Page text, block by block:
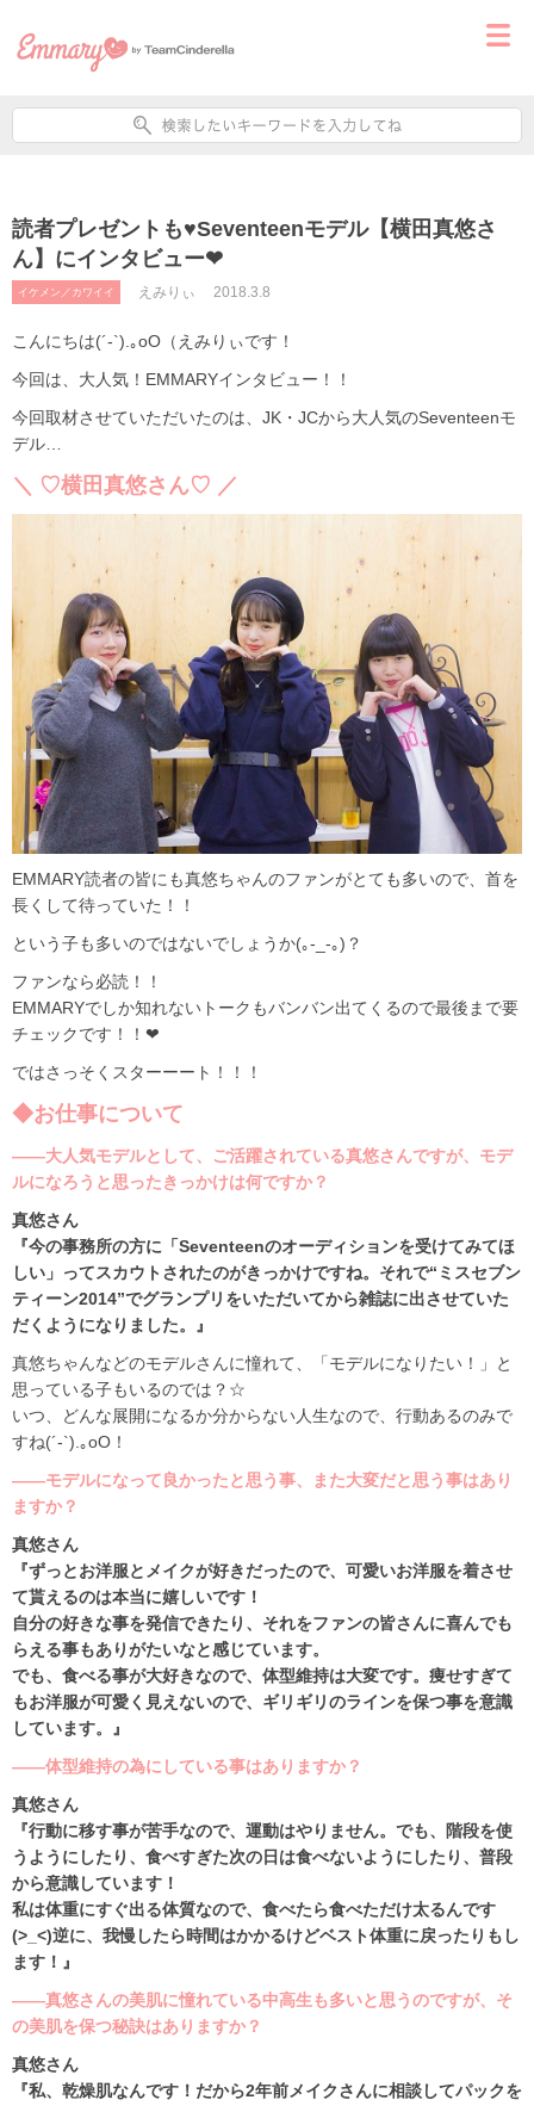
読者プレゼントも♥Seventeenモデル【横田真悠さ
ん】にインタビュー❤
イケメン／カワイイ えみりぃ 2018.3.8
こんにちは(´-`).｡oO（えみりぃです！
今回は、大人気！EMMARYインタビュー！！
今回取材させていただいたのは、JK・JCから大人気のSeventeenモ
デル…
＼ ♡横田真悠さん♡ ／
EMMARY読者の皆にも真悠ちゃんのファンがとても多いので、首を
長くして待っていた！！
という子も多いのではないでしょうか(｡-_-｡)？
ファンなら必読！！
EMMARYでしか知れないトークもバンバン出てくるので最後まで要
チェックです！！❤
ではさっそくスターーート！！！
◆お仕事について
――大人気モデルとして、ご活躍されている真悠さんですが、モデ
ルになろうと思ったきっかけは何ですか？
真悠さん
『今の事務所の方に「Seventeenのオーディションを受けてみてほ
しい」ってスカウトされたのがきっかけですね。それで“ミスセブン
ティーン2014”でグランプリをいただいてから雑誌に出させていた
だくようになりました。』
真悠ちゃんなどのモデルさんに憧れて、「モデルになりたい！」と
思っている子もいるのでは？☆
いつ、どんな展開になるか分からない人生なので、行動あるのみで
すね(´-`).｡oO！
――モデルになって良かったと思う事、また大変だと思う事はあり
ますか？
真悠さん
『ずっとお洋服とメイクが好きだったので、可愛いお洋服を着させ
て貰えるのは本当に嬉しいです！
自分の好きな事を発信できたり、それをファンの皆さんに喜んでも
らえる事もありがたいなと感じています。
でも、食べる事が大好きなので、体型維持は大変です。痩せすぎて
もお洋服が可愛く見えないので、ギリギリのラインを保つ事を意識
しています。』
――体型維持の為にしている事はありますか？
真悠さん
『行動に移す事が苦手なので、運動はやりません。でも、階段を使
うようにしたり、食べすぎた次の日は食べないようにしたり、普段
から意識しています！
私は体重にすぐ出る体質なので、食べたら食べただけ太るんです
(>_<)逆に、我慢したら時間はかかるけどベスト体重に戻ったりもし
ます！』
――真悠さんの美肌に憧れている中高生も多いと思うのですが、そ
の美肌を保つ秘訣はありますか？
真悠さん
『私、乾燥肌なんです！だから2年前メイクさんに相談してパックを